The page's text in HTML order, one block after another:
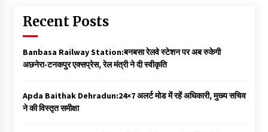
Recent Posts
Banbasa Railway Station:बनबसा रेलवे स्टेशन पर अब रुकेगी
अछनेरा-टनकपुर एक्सप्रेस, रेल मंत्री ने दी स्वीकृति
Apda Baithak Dehradun:24×7 अलर्ट मोड में रहें अधिकारी, मुख्य सचिव
ने की विस्तृत समीक्षा